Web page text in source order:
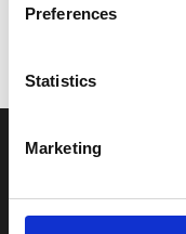
Preferences
Statistics
Marketing
leveres, eller hvor
naturligvis, hvis dette er
Fortrolighed